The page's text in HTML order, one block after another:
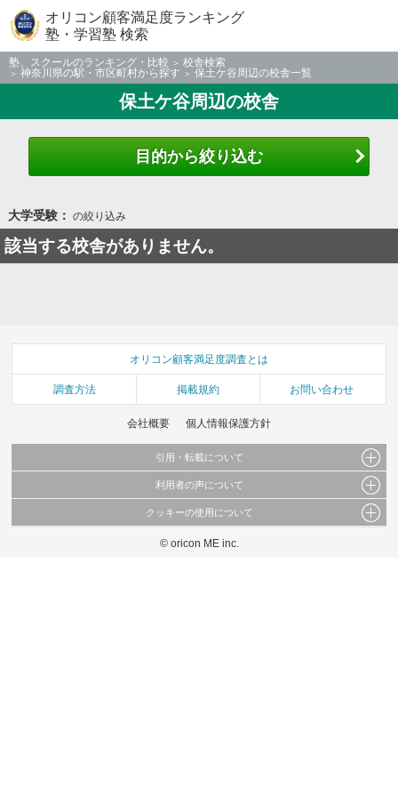
オリコン顧客満足度ランキング
塾・学習塾 検索
塾、スクールのランキング・比較
校舎検索
神奈川県の駅・市区町村から探す
保土ケ谷周辺の校舎一覧
保土ケ谷周辺の校舎
目的から絞り込む
大学受験： の絞り込み
該当する校舎がありません。
オリコン顧客満足度調査とは
調査方法 掲載規約 お問い合わせ
会社概要 個人情報保護方針
引用・転載について
当サイトで公開されている情報（文字、写真、イラスト、画像データ等）及びこれらの配
これらの情報を権利者の許可なく無断転載・複製などの二次利用を行うことは固く禁じて
利用者の声について
当サイトに掲載している内容はすべてサービスの利用者が提出された見解・感想です。
弊社の見解・ 意見ではないことをご理解いただいた上でご覧ください。
クッキーの使用について
このサイトでは Cookie を使用して、ユーザーに合わせたコンテンツや広告の表示、ソー
© oricon ME inc.